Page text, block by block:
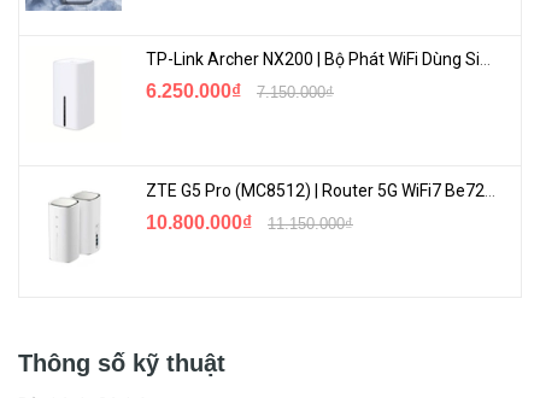
6.250.000₫ 7.150.000₫
10.800.000₫ 11.150.000₫
Thông số kỹ thuật